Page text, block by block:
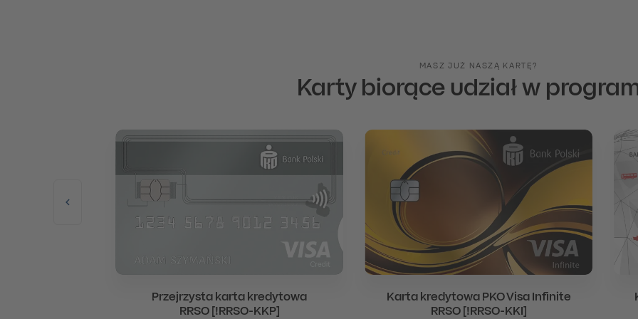
MASZ JUŻ NASZĄ KARTĘ?
Karty biorące udział w
Przejrzysta karta kredytowa
RRSO [!RRSO-KKP]
Karta kredytowa PKO Visa Infinite
RRSO [!RRSO-KKI]